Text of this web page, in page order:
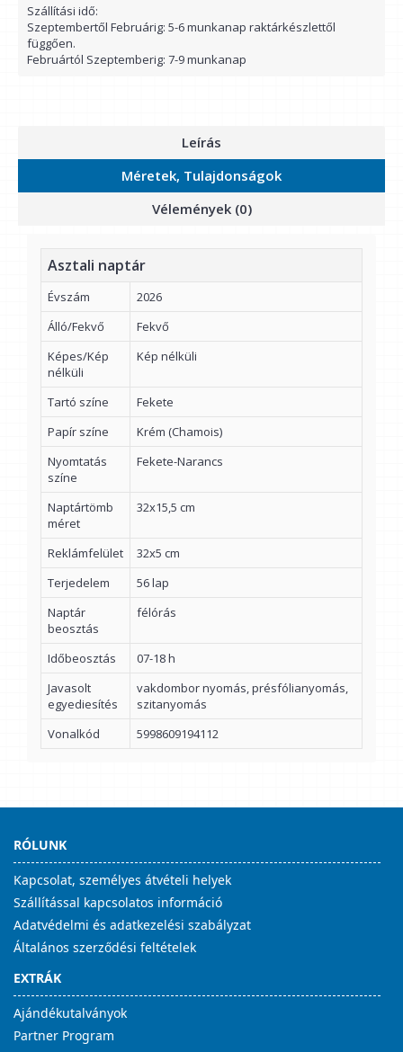
Szállítási idő:
Szeptembertől Februárig: 5-6 munkanap raktárkészlettől
függően.
Februártól Szeptemberig: 7-9 munkanap
Leírás
Méretek, Tulajdonságok
Vélemények (0)
Asztali naptár
Évszám
2026
Álló/Fekvő
Fekvő
Képes/Kép
nélküli
Kép nélküli
Tartó színe
Fekete
Papír színe
Krém (Chamois)
Nyomtatás
színe
Fekete-Narancs
Naptártömb
méret
32x15,5 cm
Reklámfelület
32x5 cm
Terjedelem
56 lap
Naptár
beosztás
félórás
Időbeosztás
07-18 h
Javasolt
egyediesítés
vakdombor nyomás, présfólianyomás,
szitanyomás
Vonalkód
5998609194112
RÓLUNK
Kapcsolat, személyes átvételi helyek
Szállítással kapcsolatos információ
Adatvédelmi és adatkezelési szabályzat
Általános szerződési feltételek
EXTRÁK
Ajándékutalványok
Partner Program